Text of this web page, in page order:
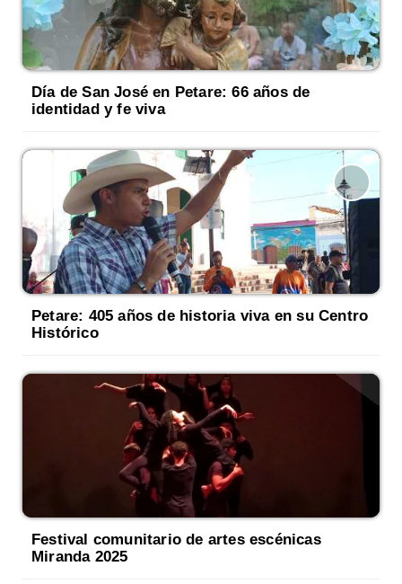
Día de San José en Petare: 66 años de
identidad y fe viva
Petare: 405 años de historia viva en su Centro
Histórico
Festival comunitario de artes escénicas
Miranda 2025